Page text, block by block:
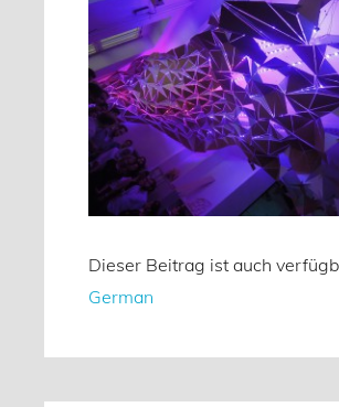
Dieser Beitrag ist auch
German